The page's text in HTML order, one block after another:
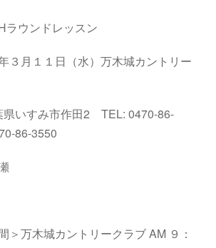
ラウンドレッスン
３月１１日（水）万木城カントリー
県いすみ市作田2 TEL: 0470-86-
86-3550
＞万木城カントリークラブ AM ９：